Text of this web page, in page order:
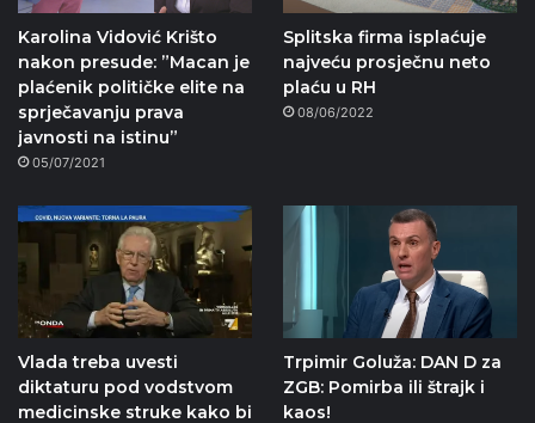
Karolina Vidović Krišto
nakon presude: ”Macan je
plaćenik političke elite na
sprječavanju prava
javnosti na istinu”
05/07/2021
Splitska firma isplaćuje
najveću prosječnu neto
plaću u RH
08/06/2022
Vlada treba uvesti
diktaturu pod vodstvom
medicinske struke kako bi
Trpimir Goluža: DAN D za
ZGB: Pomirba ili štrajk i
kaos!